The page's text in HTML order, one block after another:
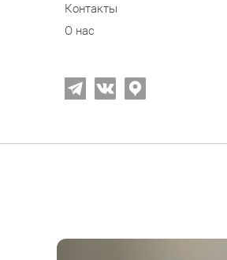
Контакты
О нас